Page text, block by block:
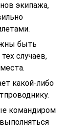
экипажа,
быть
случаев,
какой-либо
командиром